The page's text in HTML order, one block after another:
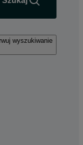
wyszukiwanie